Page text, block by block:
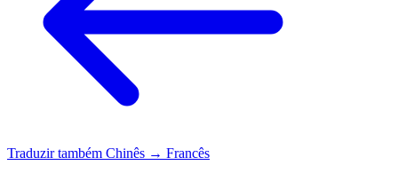
Traduzir também Chinês → Francês